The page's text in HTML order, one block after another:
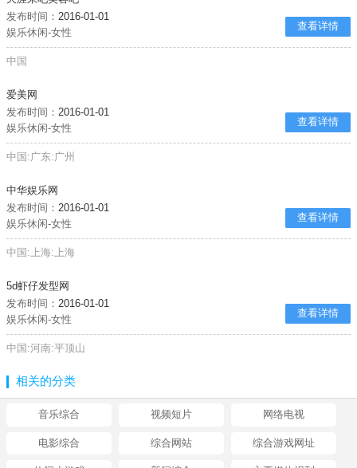
发布时间：2016-01-01
娱乐休闲-女性
查看详情
中国
爱美网
发布时间：2016-01-01
娱乐休闲-女性
查看详情
中国:广东:广州
中华娱乐网
发布时间：2016-01-01
娱乐休闲-女性
查看详情
中国:上海:上海
5d虾仔发型网
发布时间：2016-01-01
娱乐休闲-女性
查看详情
中国:河南:平顶山
相关的分类
音乐综合 视频短片 网络电视
电影综合 综合网站 综合游戏网址